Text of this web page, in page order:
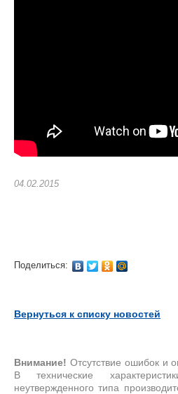
04.02.2015
Поделиться:
Вернуться к списку новостей
Внимание! Отсутствие ошибок и
В технические
неутвержденного типа